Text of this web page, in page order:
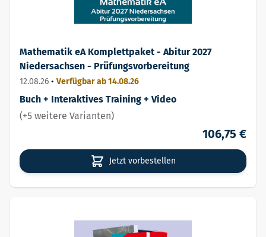
Mathematik eA Komplettpaket - Abitur 2027
Niedersachsen - Prüfungsvorbereitung
12.08.26 • Verfügbar ab 14.08.26
Buch + Interaktives Training + Video
(+5 weitere Varianten)
106,75 €
Jetzt vorbestellen